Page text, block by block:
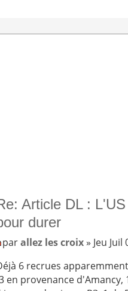
Article DL :
durer
parallez les croix» Jeu
6 recrues
en provenance